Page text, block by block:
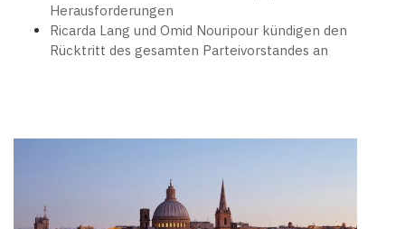
Herausforderungen
Ricarda Lang und Omid Nouripour kündigen den
Rücktritt des gesamten Parteivorstandes an